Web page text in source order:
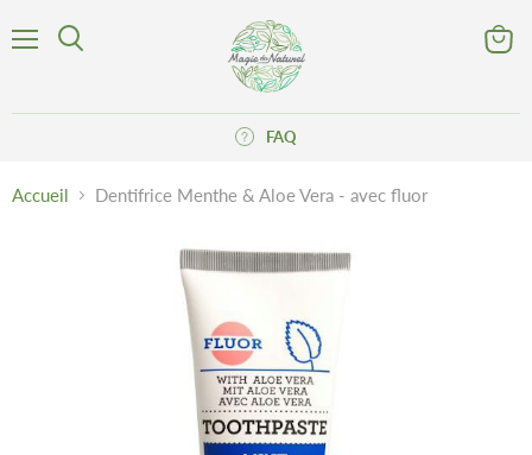
FAQ
Accueil Dentifrice Menthe & Aloe Vera - avec fluor